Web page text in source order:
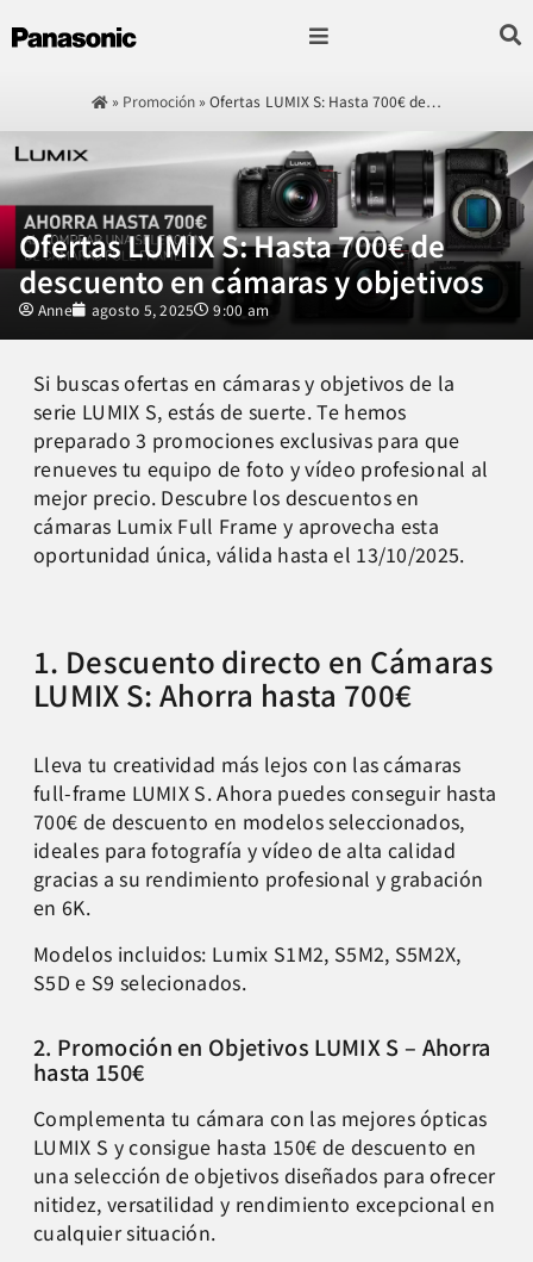
» Promoción »Ofertas LUMIX S: Hasta 700€ de…
Ofertas LUMIX S: Hasta 700€ de
descuento en cámaras y objetivos
Anne agosto 5, 2025 9:00 am
Si buscas ofertas en cámaras y objetivos de la
serie LUMIX S, estás de suerte. Te hemos
preparado 3 promociones exclusivas para que
renueves tu equipo de foto y vídeo profesional al
mejor precio. Descubre los descuentos en
cámaras Lumix Full Frame y aprovecha esta
oportunidad única, válida hasta el 13/10/2025.
1. Descuento directo en Cámaras
LUMIX S: Ahorra hasta 700€
Lleva tu creatividad más lejos con las cámaras
full-frame LUMIX S. Ahora puedes conseguir hasta
700€ de descuento en modelos seleccionados,
ideales para fotografía y vídeo de alta calidad
gracias a su rendimiento profesional y grabación
en 6K.
Modelos incluidos: Lumix S1M2, S5M2, S5M2X,
S5D e S9 selecionados.
2. Promoción en Objetivos LUMIX S – Ahorra
hasta 150€
Complementa tu cámara con las mejores ópticas
LUMIX S y consigue hasta 150€ de descuento en
una selección de objetivos diseñados para ofrecer
nitidez, versatilidad y rendimiento excepcional en
cualquier situación.